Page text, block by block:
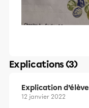
Explications (3)
Explication d’élève
12 janvier 2022